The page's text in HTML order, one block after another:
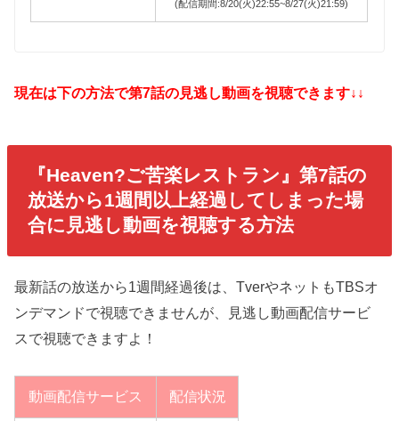
(配信期間:8/20(火)22:55~8/27(火)21:59)
現在は下の方法で第7話の見逃し動画を視聴できます↓↓
『Heaven?ご苦楽レストラン』第7話の
放送から1週間以上経過してしまった場
合に見逃し動画を視聴する方法
最新話の放送から1週間経過後は、TverやネットもTBSオ
ンデマンドで視聴できませんが、見逃し動画配信サービ
スで視聴できますよ！
動画配信サービス 配信状況